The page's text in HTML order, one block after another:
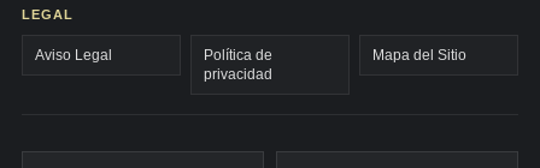
LEGAL
Aviso Legal
Política de
privacidad
Mapa del Sitio